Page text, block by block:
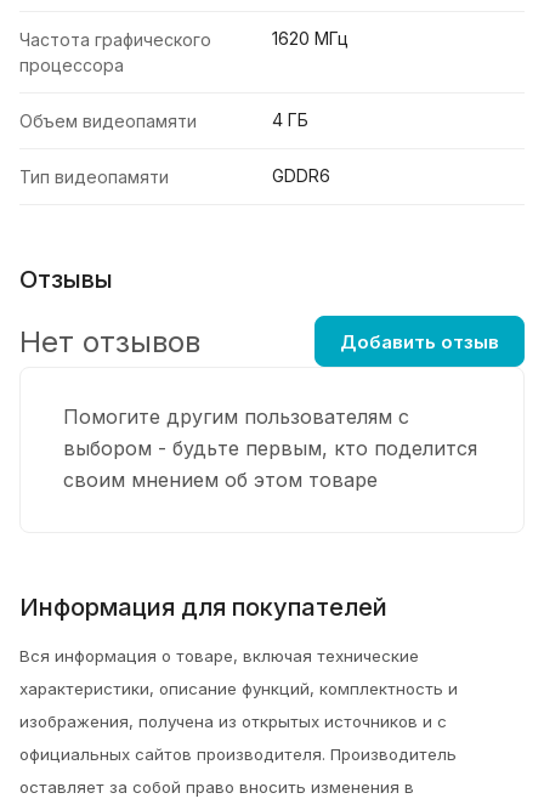
Частота графического
процессора
1620 МГц
Объем видеопамяти 4 ГБ
Тип видеопамяти GDDR6
Отзывы
Помогите другим пользователям с
выбором - будьте первым, кто поделится
своим мнением об этом товаре
Нет отзывов Добавить отзыв
Информация для покупателей
Вся информация о товаре, включая технические
характеристики, описание функций, комплектность и
изображения, получена из открытых источников и с
официальных сайтов производителя. Производитель
оставляет за собой право вносить изменения в